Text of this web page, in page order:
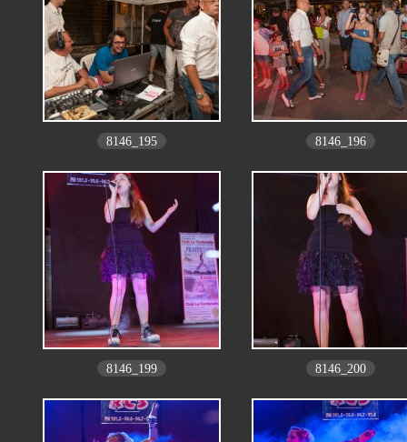
8146_195 8146_196
8146_199 8146_200